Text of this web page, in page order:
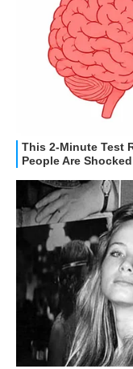
GUIDE ALL'ACQUISTO